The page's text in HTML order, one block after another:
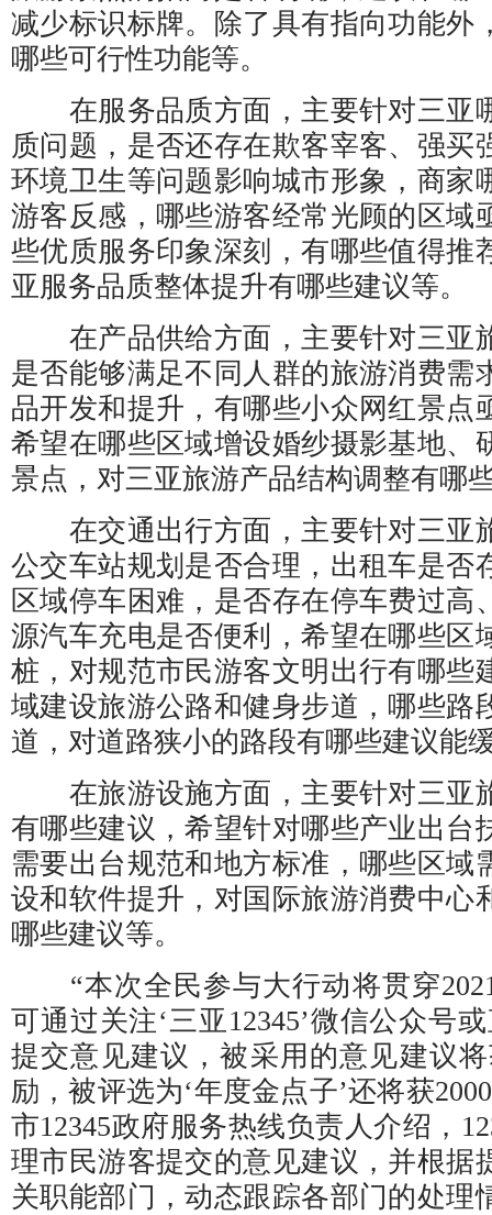
减少标识标牌。除了具有指向功能外
哪些可行性功能等。
在服务品质方面，主要针对三亚
质问题，是否还存在欺客宰客、强买
环境卫生等问题影响城市形象，商家
游客反感，哪些游客经常光顾的区域
些优质服务印象深刻，有哪些值得推
亚服务品质整体提升有哪些建议等。
在产品供给方面，主要针对三亚
是否能够满足不同人群的旅游消费需
品开发和提升，有哪些小众网红景点
希望在哪些区域增设婚纱摄影基地、
景点，对三亚旅游产品结构调整有哪
在交通出行方面，主要针对三亚
公交车站规划是否合理，出租车是否
区域停车困难，是否存在停车费过高
源汽车充电是否便利，希望在哪些区
桩，对规范市民游客文明出行有哪些
域建设旅游公路和健身步道，哪些路
道，对道路狭小的路段有哪些建议能
在旅游设施方面，主要针对三亚
有哪些建议，希望针对哪些产业出台
需要出台规范和地方标准，哪些区域
设和软件提升，对国际旅游消费中心
哪些建议等。
“本次全民参与大行动将贯穿
可通过关注‘三亚12345’微信公众号
提交意见建议，被采用的意见建议
励，被评选为‘年度金点子’还将获
市12345政府服务热线负责人介绍，
理市民游客提交的意见建议，并根据
关职能部门，动态跟踪各部门的处理